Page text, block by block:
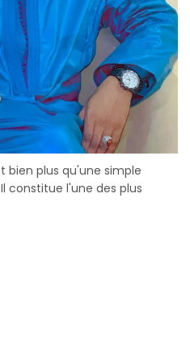
bien plus qu'une simple
constitue l'une des plus